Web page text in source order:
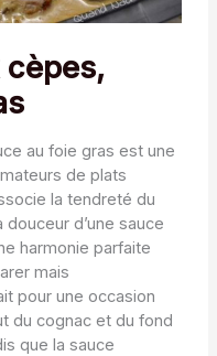
cèpes,
au foie gras est une
de plats
la tendreté du
d’une sauce
harmonie parfaite
mais
pour une occasion
du cognac et du fond
que la sauce